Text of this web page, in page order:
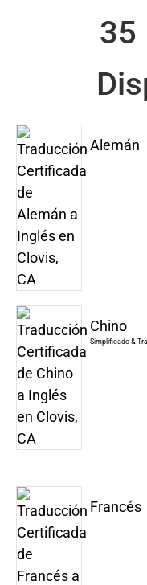
35
Alemán
Chino
Simplificado &
Francés